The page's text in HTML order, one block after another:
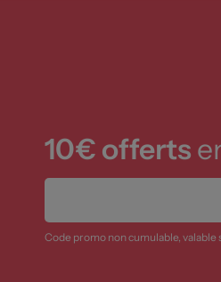
10€ offerts
Code promo non cumulable,